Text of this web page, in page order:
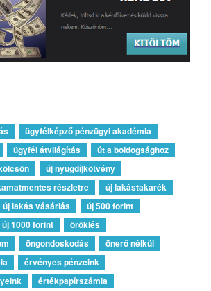
ügyfélképző pénzügyi akadémia
ügyfél átvilágítás
út a boldogsághoz
új nyugdíjkötvény
részletre
új lakástakarék
új lakás vásárlás
új 500 forint
új 1000 forint
öröklés
öngondoskodás
önerő nélkül
érvényes pénzeink
értékpapírszámla